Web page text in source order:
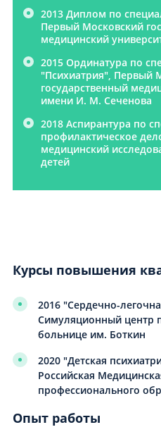
2013 Диплом по
Первый Московский
медицинский
2015 Ординатура по
"Психиатрия", Первый
государственный
имени И. М. Сеченова
2018 Аспирантура по
профилактическое
медицинский
детей
Курсы повышения
2016 "Сердечно-
Симуляционный центр
больнице им. Боткин
2020 "Детская
Российская
профессионального
Опыт работы